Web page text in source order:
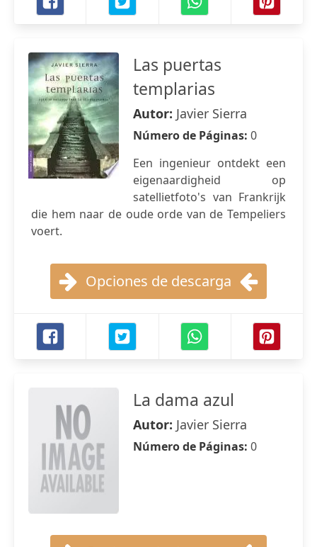
Las puertas
templarias
Autor: Javier Sierra
Número de Páginas: 0
Een ingenieur ontdekt een
eigenaardigheid op
satellietfoto's van Frankrijk
die hem naar de oude orde van de Tempeliers
voert.
Opciones de descarga
La dama azul
Autor: Javier Sierra
Número de Páginas: 0